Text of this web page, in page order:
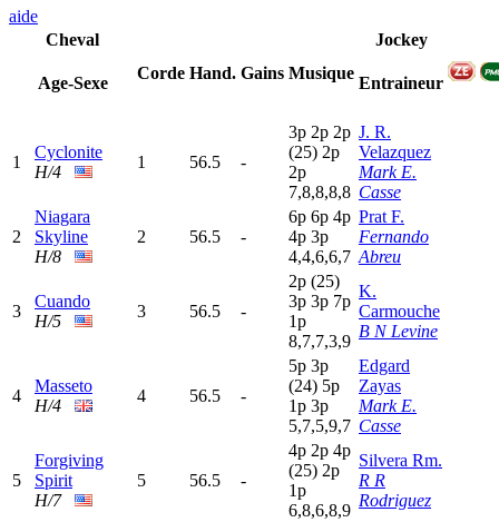
aide
Cheval
Age-Sexe
Corde Hand. Gains Musique
Jockey
Entraineur
1
Cyclonite
H/4
1 56.5 -
3p 2p 2p
(25) 2p
2p
7,8,8,8,8
J. R.
Velazquez
Mark E.
Casse
2
Niagara
Skyline
H/8
2 56.5 -
6p 6p 4p
4p 3p
4,4,6,6,7
Prat F.
Fernando
Abreu
3
Cuando
H/5
3 56.5 -
2p (25)
3p 3p 7p
1p
8,7,7,3,9
K.
Carmouche
B N Levine
4
Masseto
H/4
4 56.5 -
5p 3p
(24) 5p
1p 3p
5,7,5,9,7
Edgard
Zayas
Mark E.
Casse
5
Forgiving
Spirit
H/7
5 56.5 -
4p 2p 4p
(25) 2p
1p
6,8,6,8,9
Silvera Rm.
R R
Rodriguez